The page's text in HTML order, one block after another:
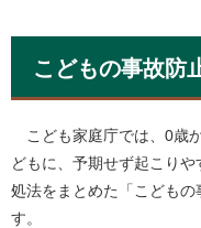
こどもの事故防
こども家庭庁では、0歳
どもに、予期せず起こり
処法をまとめた「こども
す。